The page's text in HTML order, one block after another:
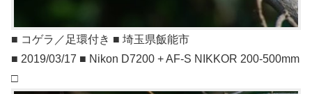
■ コゲラ／足環付き ■ 埼玉県飯能市
■ 2019/03/17 ■ Nikon D7200 + AF-S NIKKOR 200-500mm
□